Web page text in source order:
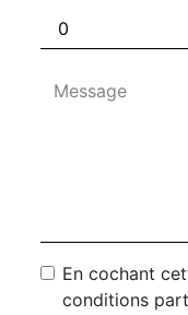
En cochant
conditions